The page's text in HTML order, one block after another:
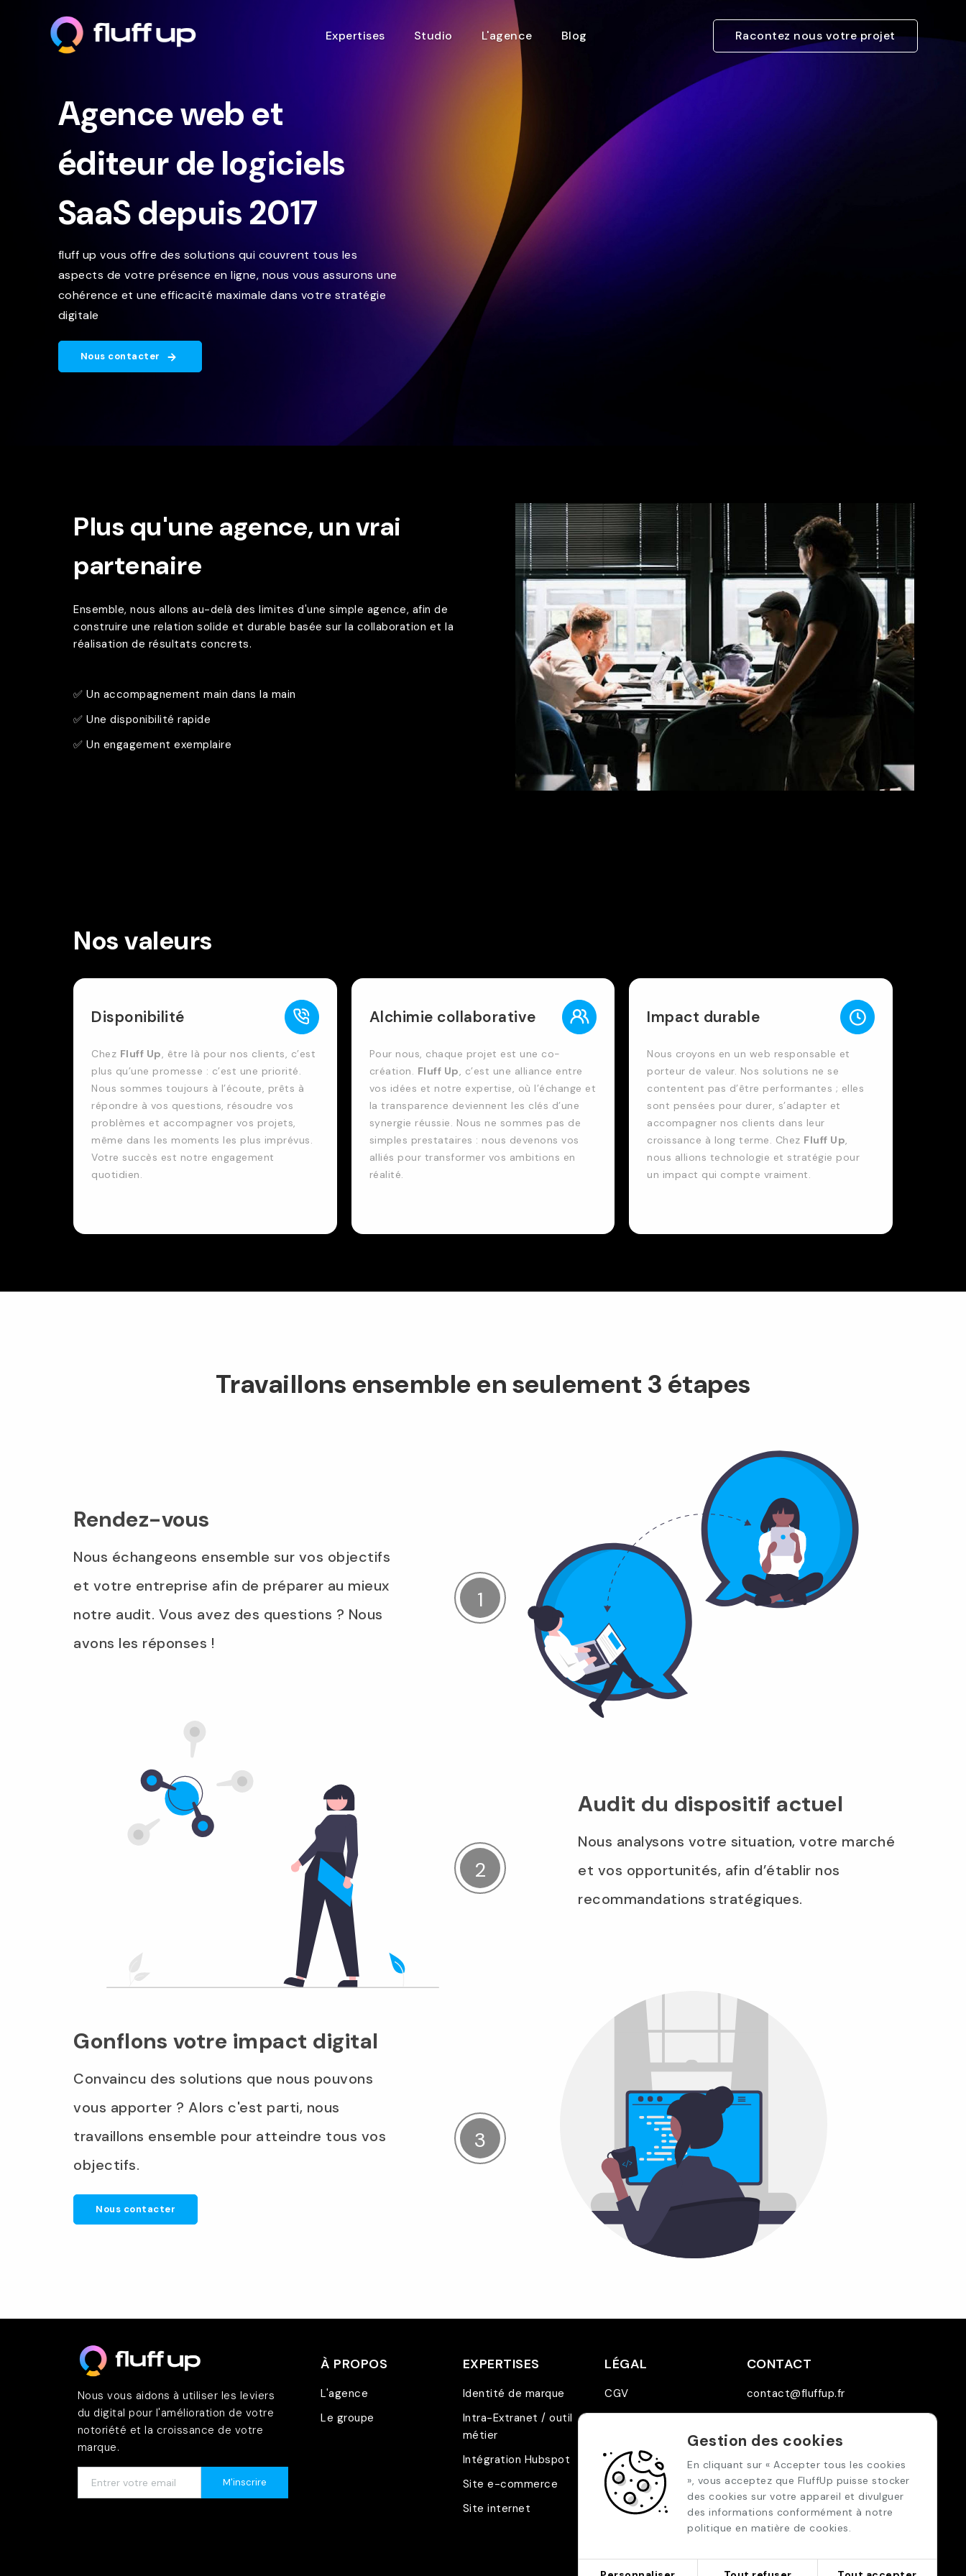
Expertises Studio L'agence Blog Racontez nous votre projet
Agence web et
éditeur de logiciels
SaaS depuis 2017
fluff up vous offre des solutions qui couvrent tous les
aspects de votre présence en ligne, nous vous assurons une
cohérence et une efficacité maximale dans votre stratégie
digitale
Nous contacter
Plus qu'une agence, un vrai
partenaire
Ensemble, nous allons au-delà des limites d'une simple agence, afin de
construire une relation solide et durable basée sur la collaboration et la
réalisation de résultats concrets.
✅ Un accompagnement main dans la main
✅ Une disponibilité rapide
✅ Un engagement exemplaire
Nos valeurs
Disponibilité
Chez Fluff Up, être là pour nos clients, c’est
plus qu’une promesse : c’est une priorité.
Nous sommes toujours à l’écoute, prêts à
répondre à vos questions, résoudre vos
problèmes et accompagner vos projets,
même dans les moments les plus imprévus.
Votre succès est notre engagement
quotidien.
Alchimie collaborative
Pour nous, chaque projet est une co-
création. Fluff Up, c’est une alliance entre
vos idées et notre expertise, où l’échange et
la transparence deviennent les clés d’une
synergie réussie. Nous ne sommes pas de
simples prestataires : nous devenons vos
alliés pour transformer vos ambitions en
réalité.
Impact durable
Nous croyons en un web responsable et
porteur de valeur. Nos solutions ne se
contentent pas d’être performantes ; elles
sont pensées pour durer, s’adapter et
accompagner nos clients dans leur
croissance à long terme. Chez Fluff Up,
nous allions technologie et stratégie pour
un impact qui compte vraiment.
Travaillons ensemble en seulement 3 étapes
Rendez-vous
Nous échangeons ensemble sur vos objectifs
et votre entreprise afin de préparer au mieux
notre audit. Vous avez des questions ? Nous
avons les réponses !
Audit du dispositif actuel
Nous analysons votre situation, votre marché
et vos opportunités, afin d’établir nos
recommandations stratégiques.
Gonflons votre impact digital
Convaincu des solutions que nous pouvons
vous apporter ? Alors c'est parti, nous
travaillons ensemble pour atteindre tous vos
objectifs.
Nous contacter
Gestion des cookies
En cliquant sur « Accepter tous les cookies
», vous acceptez que FluffUp puisse stocker
des cookies sur votre appareil et divulguer
des informations conformément à notre
politique en matière de cookies.
Nous vous aidons à utiliser les leviers
du digital pour l'amélioration de votre
notoriété et la croissance de votre
marque.
M'inscrire
À PROPOS
L'agence
Le groupe
EXPERTISES
Identité de marque
Intra-Extranet / outil
métier
Intégration Hubspot
Site e-commerce
Site internet
LÉGAL
CGV
Mentions Légales
CONTACT
contact@fluffup.fr
02 97 87 09 88
5 Allée Pierre Jolivet
29000 Quimper